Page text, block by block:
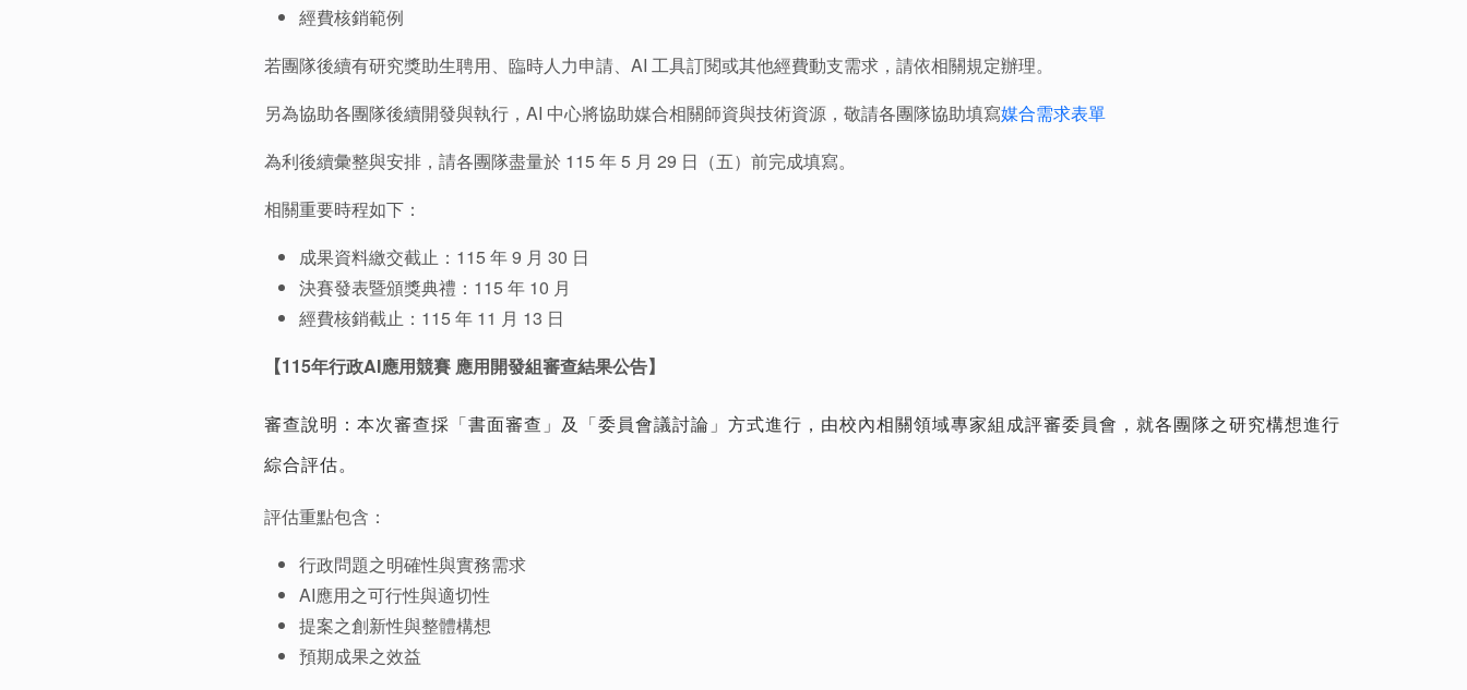
經費核銷範例
若團隊後續有研究獎助生聘用、臨時人力申請、AI 工具訂閱或其他經費動支需求，請依相關規定辦理。
另為協助各團隊後續開發與執行，AI 中心將協助媒合相關師資與技術資源，敬請各團隊協助填寫媒合需求表單
為利後續彙整與安排，請各團隊盡量於 115 年 5 月 29 日（五）前完成填寫。
相關重要時程如下：
成果資料繳交截止：115 年 9 月 30 日
決賽發表暨頒獎典禮：115 年 10 月
經費核銷截止：115 年 11 月 13 日
【115年行政AI應用競賽 應用開發組審查結果公告】
審查說明：本次審查採「書面審查」及「委員會議討論」方式進行，由校內相關領域專家組成評審委員會，就各團隊之研究構想進行
綜合評估。
評估重點包含：
行政問題之明確性與實務需求
AI應用之可行性與適切性
提案之創新性與整體構想
預期成果之效益